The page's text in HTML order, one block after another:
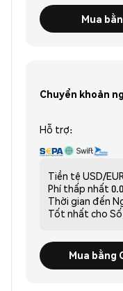
Mua
Chuyển khoản
Hỗ trợ:
Tiền tệ USD/
Phí thấp nhất
Thời gian đến
Tốt nhất cho
Mua bằng